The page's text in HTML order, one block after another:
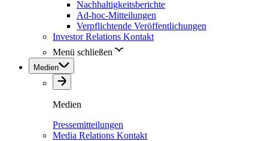
Nachhaltigkeitsberichte
Ad-hoc-Mitteilungen
Verpflichtende Veröffentlichungen
Investor Relations Kontakt
Menü schließen
Medien
Medien
Pressemitteilungen
Media Relations Kontakt